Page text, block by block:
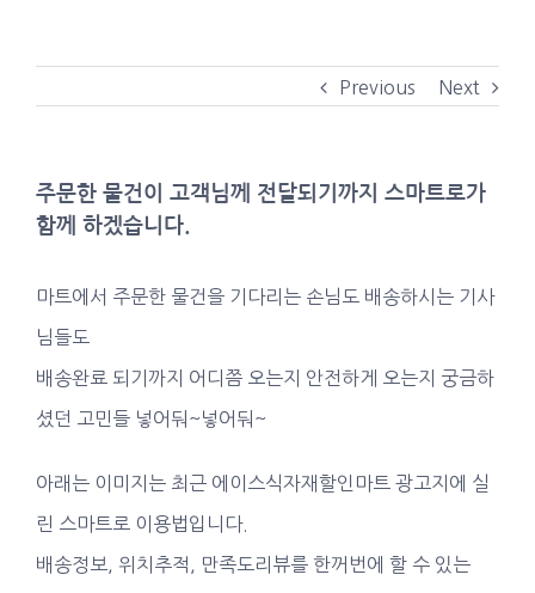
Previous Next
주문한 물건이 고객님께 전달되기까지 스마트로가
함께 하겠습니다.
마트에서 주문한 물건을 기다리는 손님도 배송하시는 기사
님들도
배송완료 되기까지 어디쯤 오는지 안전하게 오는지 궁금하
셨던 고민들 넣어둬~넣어둬~
아래는 이미지는 최근 에이스식자재할인마트 광고지에 실
린 스마트로 이용법입니다.
배송정보, 위치추적, 만족도리뷰를 한꺼번에 할 수 있는